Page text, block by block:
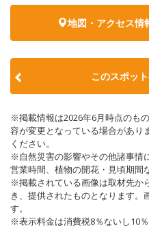
地図・アクセス情
このスポッ
※掲載情報は2026年6月時点のも
容が変更となっている場合があり
ください。
※自然災害の影響やその他諸事情
営業時間、植物の開花・見頃期間
※掲載されている画像は取材先か
き、提供されたものとなります。
す。
※表示料金は消費税8％ないし10％